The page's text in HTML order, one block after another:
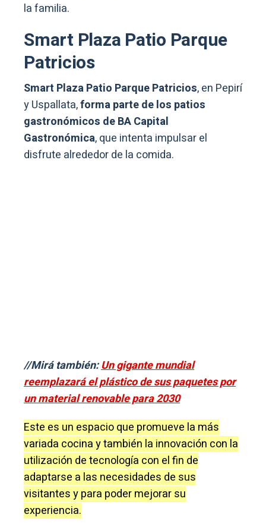
la familia.
Smart Plaza Patio Parque
Patricios
Smart Plaza Patio Parque Patricios, en Pepirí
y Uspallata,forma parte de los patios
gastronómicos de BA Capital
Gastronómica, que intenta impulsar el
disfrute alrededor de la comida.
//Mirá también:Un gigante mundial
reemplazará el plástico de sus paquetes por
un material renovable para 2030
Este es un espacio que promueve la más
variada cocina y también la innovación con la
utilización de tecnología con el fin de
adaptarse a las necesidades de sus
visitantes y para poder mejorar su
experiencia.